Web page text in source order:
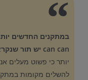
במתקנים החדשים
can can יש תור שנקרא single rider
יותר כי פשוט מעלים
להשלים מקומות